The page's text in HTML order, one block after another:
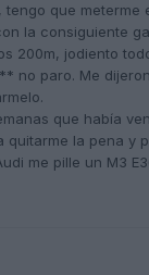
que meterme
la consiguiente
200m, jodiento
no paro. Me
que había
quitarme la pena y
me pille un M3